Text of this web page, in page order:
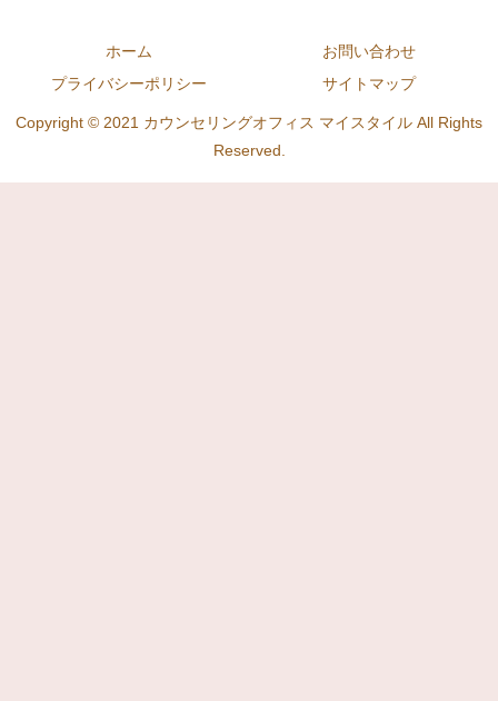
ホーム
お問い合わせ
プライバシーポリシー
サイトマップ
Copyright © 2021 カウンセリングオフィス マイスタイル All Rights
Reserved.